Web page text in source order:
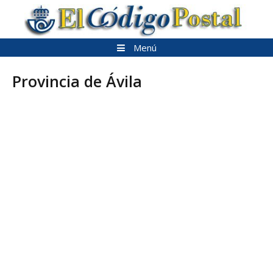
contenido
Menú
Provincia de Ávila